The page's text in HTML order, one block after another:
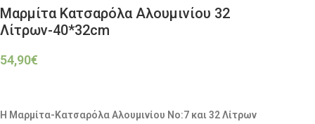
Μαρμίτα Κατσαρόλα Αλουμινίου 32
Λίτρων-40*32cm
54,90€
Η Μαρμίτα-Κατσαρόλα Αλουμινίου No:7 και 32 Λίτρων